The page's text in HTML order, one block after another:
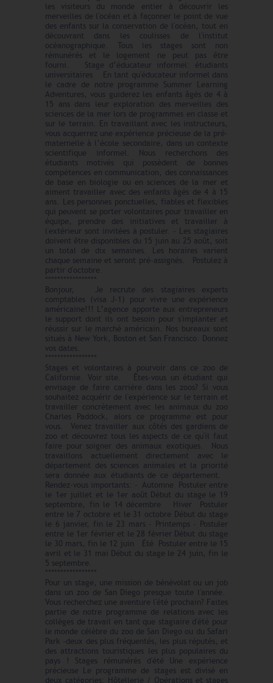
les visiteurs du monde entier à découvrir les
merveilles de l'océan et à façonner le point de vue
des enfants sur la conservation de l'océan, tout en
découvrant dans les coulisses de l'institut
océanographique. Tous les stages sont non
rémunérés et le logement ne peut pas être
fourni. Stage d’éducateur informel: étudiants
universitaires En tant qu'éducateur informel dans
le cadre de notre programme Summer Learning
Adventures, vous guiderez les enfants âgés de 4 à
15 ans dans leur exploration des merveilles des
sciences de la mer lors de programmes en classe et
sur le terrain. En travaillant avec les instructeurs,
vous acquerrez une expérience précieuse de la pré-
maternelle à l’école secondaire, dans un contexte
scientifique informel. Nous recherchons des
étudiants motivés qui possèdent de bonnes
compétences en communication, des connaissances
de base en biologie ou en sciences de la mer et
aiment travailler avec des enfants âgés de 4 à 15
ans. Les personnes ponctuelles, fiables et flexibles
qui peuvent se porter volontaires pour travailler en
équipe, prendre des initiatives et travailler à
l'extérieur sont invitées à postuler. - Les stagiaires
doivent être disponibles du 15 juin au 25 août, soit
un total de dix semaines. Les horaires varient
chaque semaine et seront pré-assignés. Postulez à
partir d'octobre.
*****************
Bonjour, Je recrute des stagiaires experts
comptables (visa J-1) pour vivre une expérience
américaine!!! L’agence apporte aux entrepreneurs
le support dont ils ont besoin pour s'implanter et
réussir sur le marché américain. Nos bureaux sont
situés à New York, Boston et San Francisco. Donnez
vos dates.
*****************
Stages et volontaires à pourvoir dans ce zoo de
Californie. Voir site. Êtes-vous un étudiant qui
envisage de faire carrière dans les zoos? Si vous
souhaitez acquérir de l'expérience sur le terrain et
travailler concrètement avec les animaux du zoo
Charles Paddock, alors ce programme est pour
vous. Venez travailler aux côtés des gardiens de
zoo et découvrez tous les aspects de ce qu'il faut
faire pour soigner des animaux exotiques. Nous
travaillons actuellement directement avec le
département des sciences animales et la priorité
sera donnée aux étudiants de ce département.
Rendez-vous importants: - Automne Postuler entre
le 1er juillet et le 1er août Début du stage le 19
septembre, fin le 14 décembre Hiver Postuler
entre le 7 octobre et le 31 octobre Début du stage
le 6 janvier, fin le 23 mars - Printemps - Postuler
entre le 1er février et le 28 février Début du stage
le 30 mars, fin le 12 juin Été Postuler entre le 15
avril et le 31 mai Début du stage le 24 juin, fin le
5 septembre.
*****************
Pour un stage, une mission de bénévolat ou un job
dans un zoo de San Diego presque toute l'année.
Vous recherchez une aventure l'été prochain? Faites
partie de notre programme de relations avec les
collèges de travail en tant que stagiaire d'été pour
le monde célèbre du zoo de San Diego ou du Safari
Park -deux des plus fréquentés, les plus réputés, et
des attractions touristiques les plus populaires du
pays ! Stages rémunérés d'été Une expérience
précieuse Le programme de stages est divisé en
deux catégories: Hôtellerie / Opérations et stages